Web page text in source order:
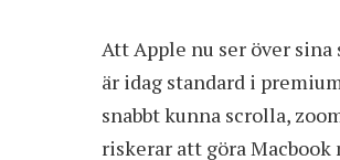
Att Apple nu ser över
är idag standard i
snabbt kunna scrolla,
riskerar att göra